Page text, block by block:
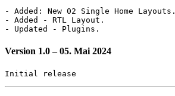
- Added: New 02 Single Home Layouts.
- Added - RTL Layout.
Version 1.0– 05. Mai 2024